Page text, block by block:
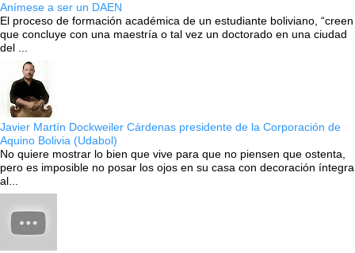
Anímese a ser un DAEN
El proceso de formación académica de un estudiante boliviano, “creen
que concluye con una maestría o tal vez un doctorado en una ciudad
del ...
Javier Martín Dockweiler Cárdenas presidente de la Corporación de
Aquino Bolivia (Udabol)
No quiere mostrar lo bien que vive para que no piensen que ostenta,
pero es imposible no posar los ojos en su casa con decoración íntegra
al...